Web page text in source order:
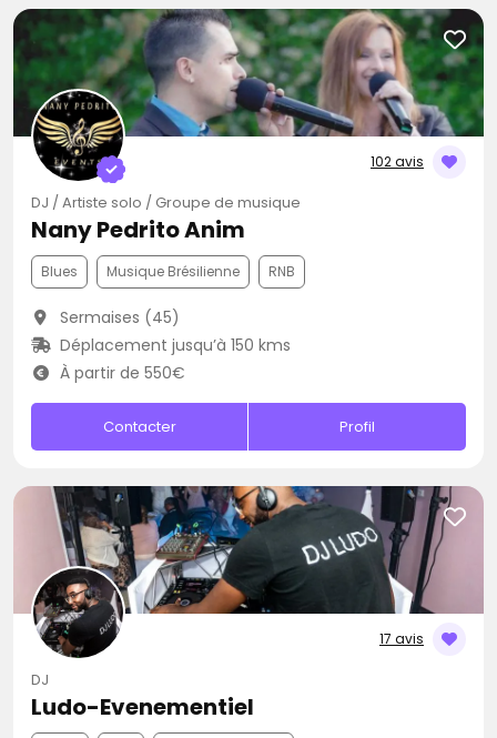
102 avis
DJ / Artiste solo / Groupe de musique
Nany Pedrito Anim
Blues Musique Brésilienne RNB
Sermaises (45)
Déplacement jusqu’à 150 kms
À partir de 550€
Contacter Profil
17 avis
DJ
Ludo-Evenementiel